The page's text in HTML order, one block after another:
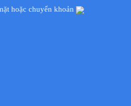
hoặc chuyển khoản